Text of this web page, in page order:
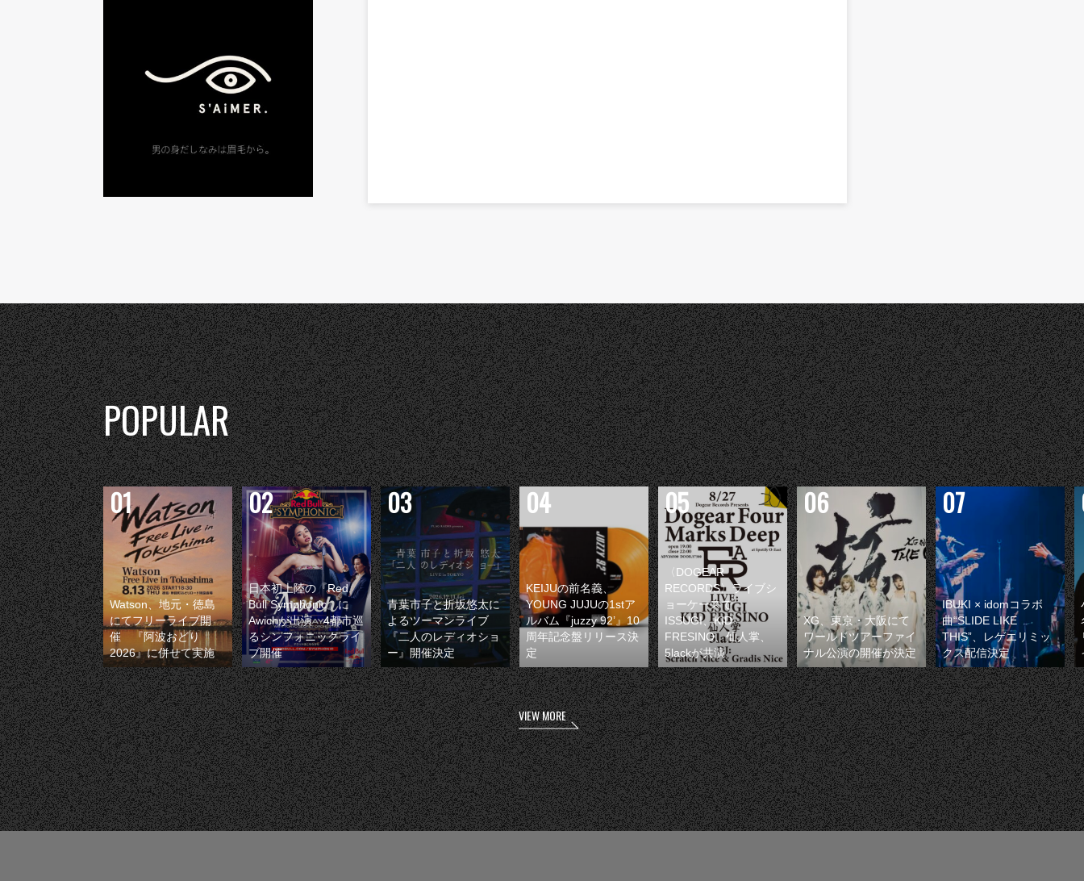
POPULAR
Watson、地元・徳島
にてフリーライブ開
催 『阿波おどり
2026』に併せて実施
日本初上陸の『Red
Bull Symphonic』に
Awichが出演 4都市巡
るシンフォニックライ
ブ開催
青葉市子と折坂悠太に
よるツーマンライブ
『二人のレディオショ
ー』開催決定
KEIJUの前名義、
YOUNG JUJUの1stア
ルバム『juzzy 92’』10
周年記念盤リリース決
定
〈DOGEAR
RECORDS〉ライブシ
ョーケースで
ISSUGI、KID
FRESINO、仙人掌、
5lackが共演
XG、東京・大阪にて
ワールドツアーファイ
ナル公演の開催が決定
IBUKI × idomコラボ
曲“SLIDE LIKE
THIS”、レゲエリミッ
クス配信決定
VIEW MORE